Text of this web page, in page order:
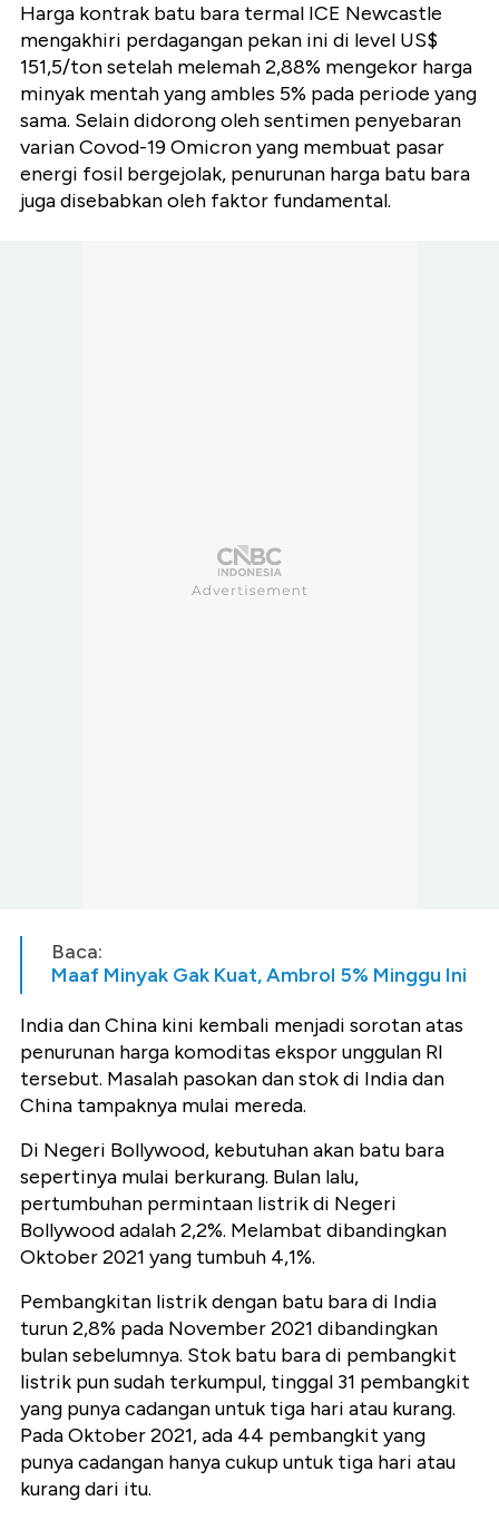
Harga kontrak batu bara termal ICE Newcastle
mengakhiri perdagangan pekan ini di level US$
151,5/ton setelah melemah 2,88% mengekor harga
minyak mentah yang ambles 5% pada periode yang
sama. Selain didorong oleh sentimen penyebaran
varian Covod-19 Omicron yang membuat pasar
energi fosil bergejolak, penurunan harga batu bara
juga disebabkan oleh faktor fundamental.
Baca:
Maaf Minyak Gak Kuat, Ambrol 5% Minggu Ini
India dan China kini kembali menjadi sorotan atas
penurunan harga komoditas ekspor unggulan RI
tersebut. Masalah pasokan dan stok di India dan
China tampaknya mulai mereda.
Di Negeri Bollywood, kebutuhan akan batu bara
sepertinya mulai berkurang. Bulan lalu,
pertumbuhan permintaan listrik di Negeri
Bollywood adalah 2,2%. Melambat dibandingkan
Oktober 2021 yang tumbuh 4,1%.
Pembangkitan listrik dengan batu bara di India
turun 2,8% pada November 2021 dibandingkan
bulan sebelumnya. Stok batu bara di pembangkit
listrik pun sudah terkumpul, tinggal 31 pembangkit
yang punya cadangan untuk tiga hari atau kurang.
Pada Oktober 2021, ada 44 pembangkit yang
punya cadangan hanya cukup untuk tiga hari atau
kurang dari itu.